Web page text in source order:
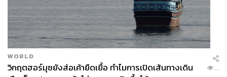
WORLD
วิกฤตฮอร์มุซยังส่อเค้ายืดเยื้อ ทำไมการเปิดเส้นทางเดิน
...